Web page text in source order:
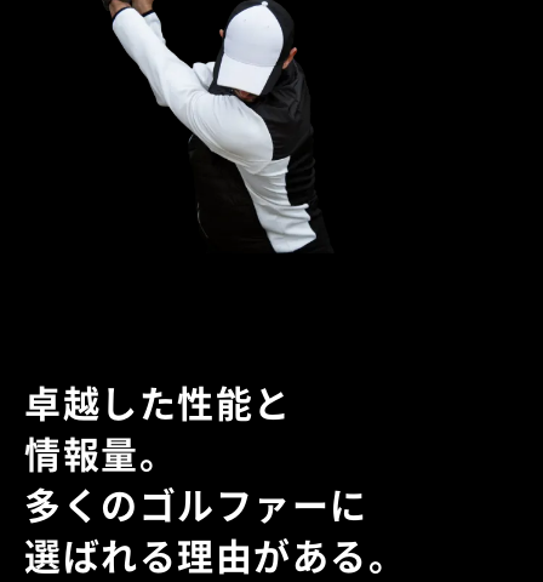
卓越した性能と
情報量。
多くのゴルファーに
選ばれる理由がある。